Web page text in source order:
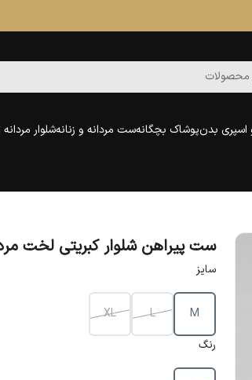
بدنپوشاک بچگانهست مردانه و زنانهشلوار مردانه
ست پیراهن شلوار کبریتی لخت
سایز
M
L
XL
رنگ